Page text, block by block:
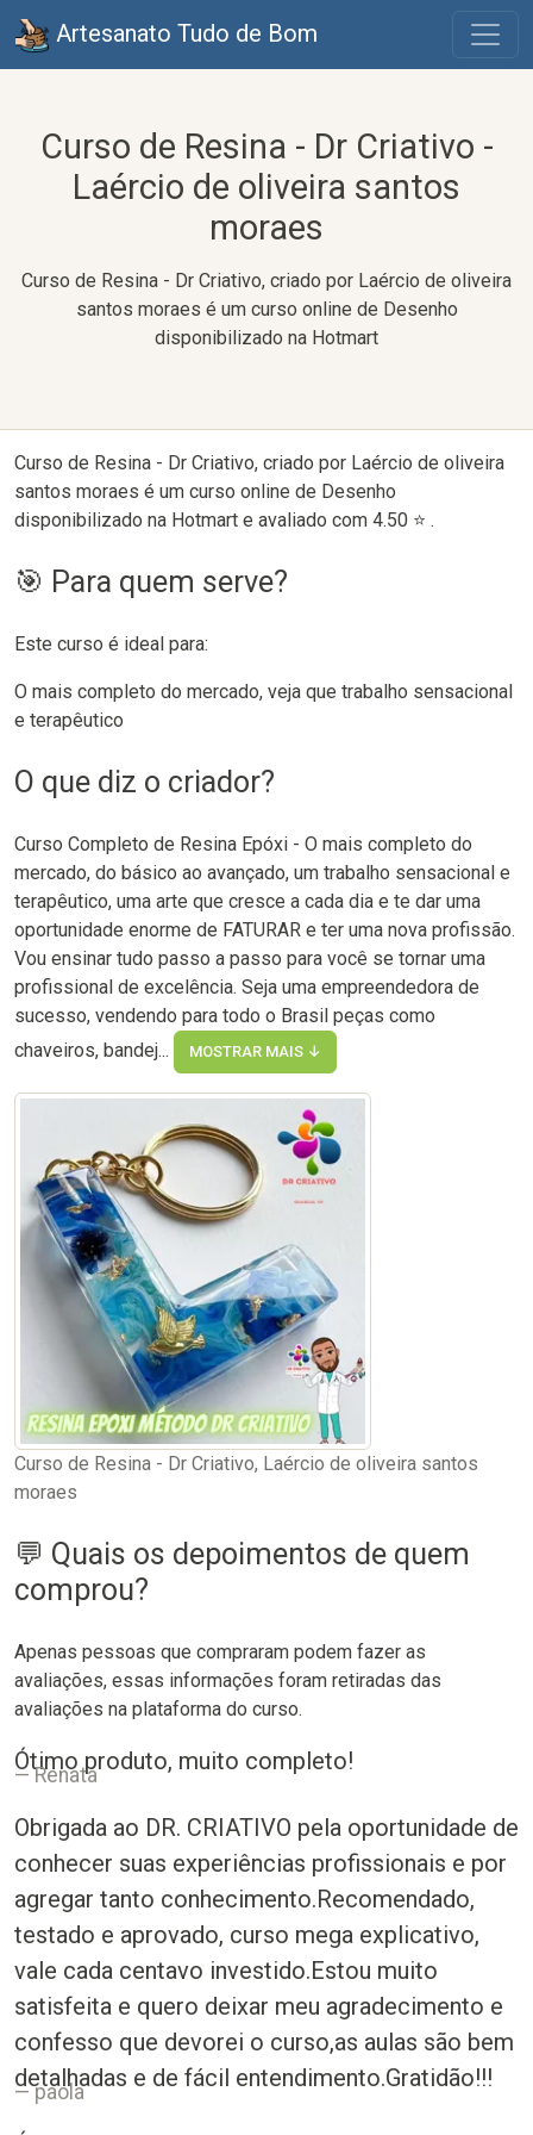
Artesanato Tudo de Bom
Curso de Resina - Dr Criativo -
Laércio de oliveira santos
moraes
Curso de Resina - Dr Criativo, criado por Laércio de oliveira
santos moraes é um curso online de Desenho
disponibilizado na Hotmart
Curso de Resina - Dr Criativo, criado por Laércio de oliveira
santos moraes é um curso online de Desenho
disponibilizado na Hotmart e avaliado com 4.50 ⭐ .
🎯 Para quem serve?
Este curso é ideal para:
O mais completo do mercado, veja que trabalho sensacional
e terapêutico
O que diz o criador?
Curso Completo de Resina Epóxi - O mais completo do
mercado, do básico ao avançado, um trabalho sensacional e
terapêutico, uma arte que cresce a cada dia e te dar uma
oportunidade enorme de FATURAR e ter uma nova profissão.
Vou ensinar tudo passo a passo para você se tornar uma
profissional de excelência. Seja uma empreendedora de
sucesso, vendendo para todo o Brasil peças como
chaveiros, bandej...
MOSTRAR MAIS ↓
Curso de Resina - Dr Criativo, Laércio de oliveira santos
moraes
💬 Quais os depoimentos de quem
comprou?
Apenas pessoas que compraram podem fazer as
avaliações, essas informações foram retiradas das
avaliações na plataforma do curso.
Ótimo produto, muito completo!
Renata
Obrigada ao DR. CRIATIVO pela oportunidade de
conhecer suas experiências profissionais e por
agregar tanto conhecimento.Recomendado,
testado e aprovado, curso mega explicativo,
vale cada centavo investido.Estou muito
satisfeita e quero deixar meu agradecimento e
confesso que devorei o curso,as aulas são bem
detalhadas e de fácil entendimento.Gratidão!!!
paola